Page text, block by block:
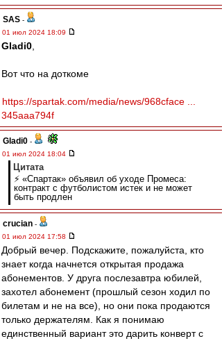
SAS -
01 июл 2024 18:09
Gladi0
Вот что на доткоме
https://spartak.com/media/news/968cface ...
345aaa794f
Gladi0 -
01 июл 2024 18:04
Цитата
⚡️ «Спартак» объявил об уходе Промеса:
контракт с футболистом истек и не может
быть продлен
crucian -
01 июл 2024 17:58
Добрый вечер. Подскажите, пожалуйста, кто
знает когда начнется открытая продажа
абонементов. У друга послезавтра юбилей,
захотел абонемент (прошлый сезон ходил по
билетам и не на все), но они пока продаются
только держателям. Как я понимаю
единственный вариант это дарить конверт с